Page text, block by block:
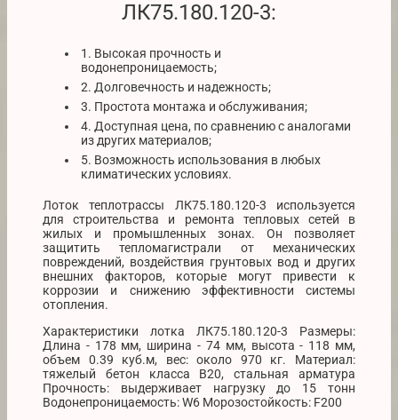
ЛК75.180.120-3:
1. Высокая прочность и
водонепроницаемость;
2. Долговечность и надежность;
3. Простота монтажа и обслуживания;
4. Доступная цена, по сравнению с аналогами
из других материалов;
5. Возможность использования в любых
климатических условиях.
Лоток теплотрассы ЛК75.180.120-3 используется
для строительства и ремонта тепловых сетей в
жилых и промышленных зонах. Он позволяет
защитить тепломагистрали от механических
повреждений, воздействия грунтовых вод и других
внешних факторов, которые могут привести к
коррозии и снижению эффективности системы
отопления.
Характеристики лотка ЛК75.180.120-3 Размеры:
Длина - 178 мм, ширина - 74 мм, высота - 118 мм,
объем 0.39 куб.м, вес: около 970 кг. Материал:
тяжелый бетон класса В20, стальная арматура
Прочность: выдерживает нагрузку до 15 тонн
Водонепроницаемость: W6 Морозостойкость: F200